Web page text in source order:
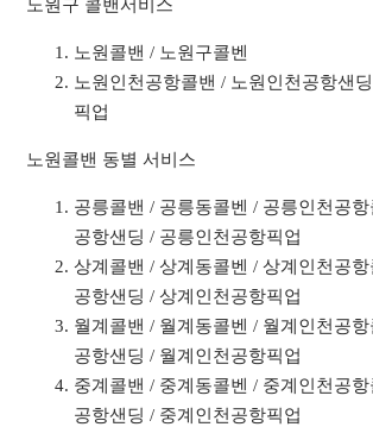
노원구 콜밴서비스
노원콜밴 / 노원구콜벤
노원인천공항콜밴 / 노원인천공항샌
픽업
노원콜밴 동별 서비스
공릉콜밴 / 공릉동콜벤 / 공릉인천공항
공항샌딩 / 공릉인천공항픽업
상계콜밴 / 상계동콜벤 / 상계인천공항
공항샌딩 / 상계인천공항픽업
월계콜밴 / 월계동콜벤 / 월계인천공항
공항샌딩 / 월계인천공항픽업
중계콜밴 / 중계동콜벤 / 중계인천공항
공항샌딩 / 중계인천공항픽업